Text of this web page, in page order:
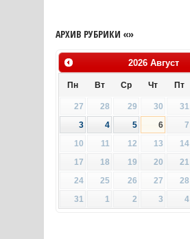
АРХИВ РУБРИКИ «»
2026 Август
Пн Вт Ср Чт Пт
27 28 29 30 31
3
4 5 6 7
10
11 12 13 14
17
18 19 20 21
24
25 26 27 28
31
1 2 3 4